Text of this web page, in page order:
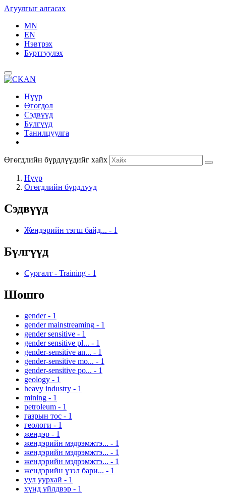
Агуулгыг алгасах
MN
EN
Нэвтрэх
Бүртгүүлэх
Нүүр
Өгөгдөл
Сэдвүүд
Бүлгүүд
Танилцуулга
Өгөгдлийн бүрдлүүдийг хайх
Нүүр
Өгөгдлийн бүрдлүүд
Сэдвүүд
Жендэрийн тэгш байд... - 1
Бүлгүүд
Сургалт - Training - 1
Шошго
gender - 1
gender mainstreaming - 1
gender sensitive - 1
gender sensitive pl... - 1
gender-sensitive an... - 1
gender-sensitive mo... - 1
gender-sensitive po... - 1
geology - 1
heavy industry - 1
mining - 1
petroleum - 1
газрын тос - 1
геологи - 1
жендэр - 1
жендэрийн мэдрэмжтэ... - 1
жендэрийн мэдрэмжтэ... - 1
жендэрийн мэдрэмжтэ... - 1
жендэрийн үзэл бари... - 1
уул уурхай - 1
хүнд үйлдвэр - 1